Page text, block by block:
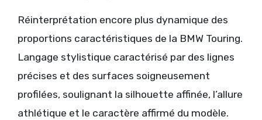
Réinterprétation encore plus dynamique des
proportions caractéristiques de la BMW Touring.
Langage stylistique caractérisé par des lignes
précises et des surfaces soigneusement
profilées, soulignant la silhouette affinée, l’allure
athlétique et le caractère affirmé du modèle.